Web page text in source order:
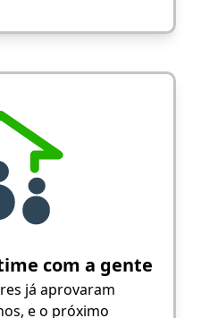
com a gente
já aprovaram
e o próximo